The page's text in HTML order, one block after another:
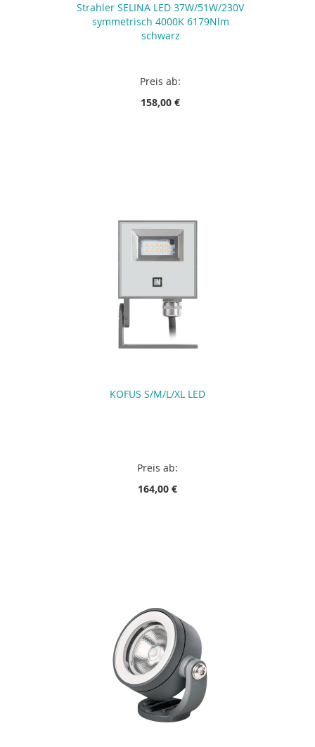
Strahler SELINA LED 37W/51W/230V
symmetrisch 4000K 6179Nlm
schwarz
Preis ab:
158,00 €
KOFUS S/M/L/XL LED
Preis ab:
164,00 €